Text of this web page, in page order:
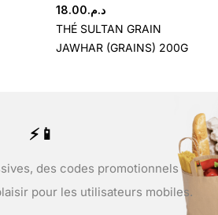
د.م.18.00
THÉ SULTAN GRAIN
JAWHAR (GRAINS) 200G
⚡📱
des codes promotionnels
pour les utilisateurs mobiles.